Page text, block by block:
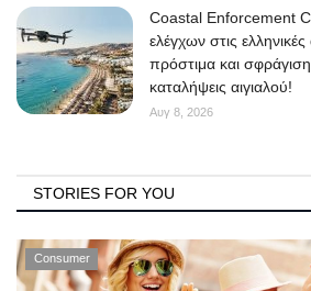
Coastal Enforcement
ελέγχων στις
πρόστιμα και
καταλήψεις αιγιαλού!
Αυγ 8, 2026
STORIES FOR YOU
Consumer